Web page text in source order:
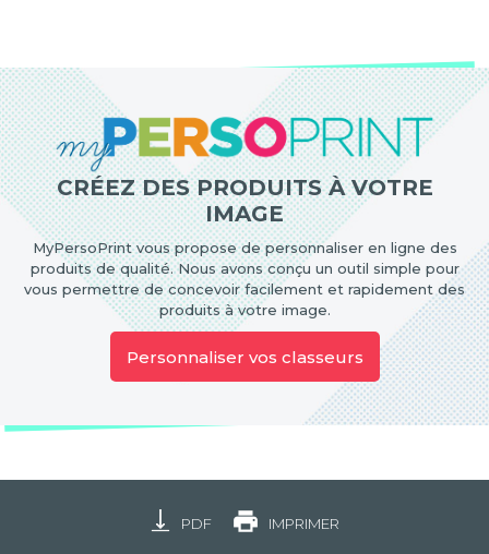
CRÉEZ DES PRODUITS À VOTRE
IMAGE
MyPersoPrint vous propose de personnaliser en ligne des
produits de qualité. Nous avons conçu un outil simple pour
vous permettre de concevoir facilement et rapidement des
produits à votre image.
Personnaliser vos classeurs
PDF IMPRIMER